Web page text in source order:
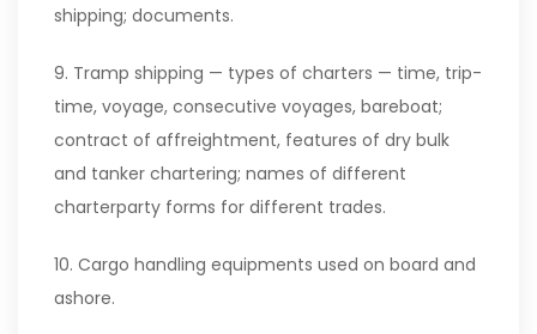
shipping; documents.
9. Tramp shipping — types of charters — time, trip-
time, voyage, consecutive voyages, bareboat;
contract of affreightment, features of dry bulk
and tanker chartering; names of different
charterparty forms for different trades.
10. Cargo handling equipments used on board and
ashore.